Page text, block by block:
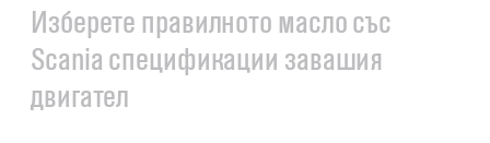
Изберете правилното масло със
Scania спецификации завашия
двигател